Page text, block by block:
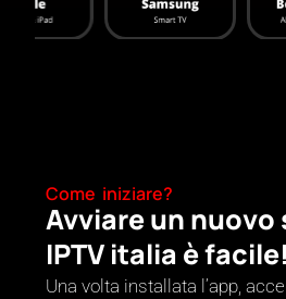
Come iniziare?
Avviare un nuovo
IPTV italia è facile!
Una volta installata l’app,